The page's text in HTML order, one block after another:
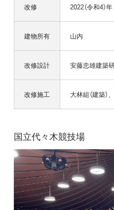
改修 2022（令和4）年
建物所有 山内
改修設計 安藤忠雄建築
改修施工 大林組（建築）
国立代々木競技場